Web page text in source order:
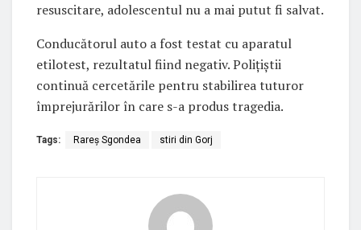
resuscitare, adolescentul nu a mai putut fi salvat.
Conducătorul auto a fost testat cu aparatul
etilotest, rezultatul fiind negativ. Polițiștii
continuă cercetările pentru stabilirea tuturor
împrejurărilor în care s-a produs tragedia.
Tags: Rareș Sgondea stiri din Gorj